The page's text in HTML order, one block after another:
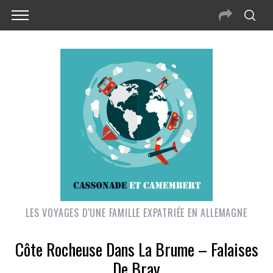
LES VOYAGES D'UNE FAMILLE EXPATRIÉE EN ALLEMAGNE
Côte Rocheuse Dans La Brume – Falaises